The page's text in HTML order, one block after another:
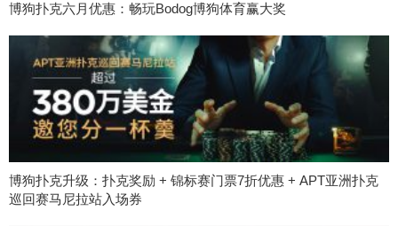
博狗扑克六月优惠：畅玩Bodog博狗体育赢大奖
博狗扑克升级：扑克奖励 + 锦标赛门票7折优惠 + APT亚洲扑克
巡回赛马尼拉站入场券